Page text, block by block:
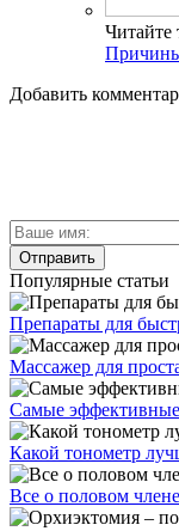
Читайте
Причины
Добавить
Популярные статьи
Препараты для
Массажер для
Самые эффективные
Какой тонометр
Все о половом